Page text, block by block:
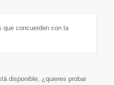
que concuerden con la
disponible, ¿quieres probar